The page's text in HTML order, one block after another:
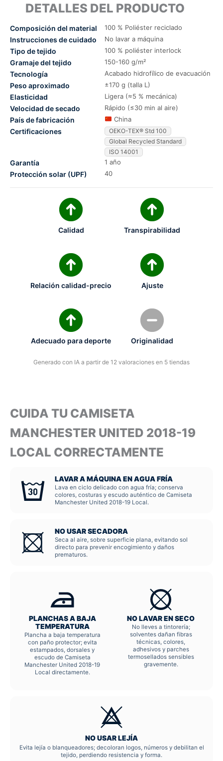
DETALLES DEL PRODUCTO
Composición del material 100 % Poliéster reciclado
Instrucciones de cuidado No lavar a máquina
Tipo de tejido 100 % poliéster interlock
Gramaje del tejido 150-160 g/m²
Tecnología Acabado hidrofílico de evacuación
Peso aproximado ±170 g (talla L)
Elasticidad Ligera (≈5 % mecánica)
Velocidad de secado Rápido (≤30 min al aire)
País de fabricación China
Certificaciones
OEKO-TEX® Std 100
Global Recycled Standard
ISO 14001
Garantía 1 año
Protección solar (UPF) 40
Calidad Transpirabilidad
Relación calidad-precio Ajuste
Adecuado para deporte Originalidad
Generado con IA a partir de 12 valoraciones en 5 tiendas
CUIDA TU CAMISETA
MANCHESTER UNITED 2018-19
LOCAL CORRECTAMENTE
LAVAR A MÁQUINA EN AGUA FRÍA
Lava en ciclo delicado con agua fría; conserva
colores, costuras y escudo auténtico de Camiseta
Manchester United 2018-19 Local.
NO USAR SECADORA
Seca al aire, sobre superficie plana, evitando sol
directo para prevenir encogimiento y daños
prematuros.
PLANCHAS A BAJA
TEMPERATURA
Plancha a baja temperatura
con paño protector; evita
estampados, dorsales y
escudo de Camiseta
Manchester United 2018-19
Local directamente.
NO LAVAR EN SECO
No lleves a tintorería;
solventes dañan fibras
técnicas, colores,
adhesivos y parches
termosellados sensibles
gravemente.
NO USAR LEJÍA
Evita lejía o blanqueadores; decoloran logos, números y debilitan el
tejido, perdiendo resistencia y forma.